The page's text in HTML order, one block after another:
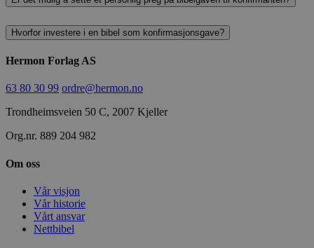
Hvorfor investere i en bibel som konfirmasjonsgave?
Hermon Forlag AS
63 80 30 99 ordre@hermon.no
Trondheimsveien 50 C, 2007 Kjeller
Org.nr. 889 204 982
Om oss
Vår visjon
Vår historie
Vårt ansvar
Nettbibel